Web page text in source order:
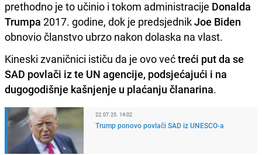
prethodno je to učinio i tokom administracije Donalda
Trumpa 2017. godine, dok je predsjednikJoe Biden
obnovio članstvo ubrzo nakon dolaska na vlast.
Kineski zvaničnici ističu da je ovo većtreći put da se
SAD povlači iz te UN agencije, podsjećajući i na
dugogodišnje kašnjenje u plaćanju članarina.
22.07.25. 14:02
Trump ponovo povlači SAD iz UNESCO-a